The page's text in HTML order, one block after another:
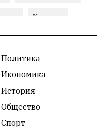
Култура
Министерски съвет
алкохол
Политика
Икономика
История
Общество
Спорт